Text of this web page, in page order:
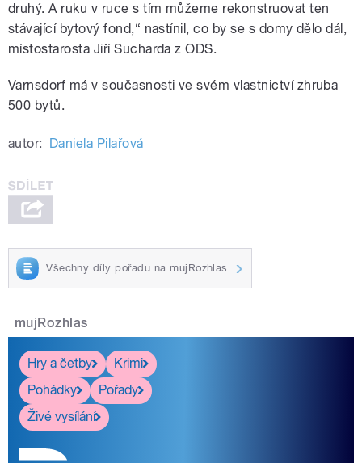
druhý. A ruku v ruce s tím můžeme rekonstruovat ten
stávající bytový fond,“ nastínil, co by se s domy dělo dál,
místostarosta Jiří Sucharda z ODS.
Varnsdorf má v současnosti ve svém vlastnictví zhruba
500 bytů.
autor: Daniela Pilařová
Všechny díly pořadu na mujRozhlas
mujRozhlas
Hry a četby
Krimi
Pohádky
Pořady
Živé vysílání